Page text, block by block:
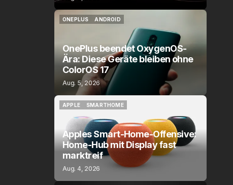
ONEPLUS
ANDROID
OnePlus beendet OxygenOS-
Ära: Diese Geräte bleiben ohne
ColorOS 17
Aug. 5, 2026
APPLE
SMARTHOME
Apples Smart-Home-Offensive:
Home-Hub mit Display fast
marktreif
Aug. 4, 2026